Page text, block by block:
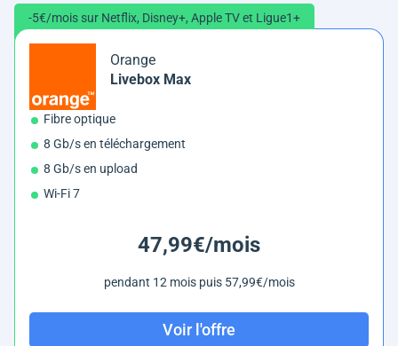
-5€/mois sur Netflix, Disney+, Apple TV et Ligue1+
Orange
Livebox Max
Fibre optique
8 Gb/s en téléchargement
8 Gb/s en upload
Wi-Fi 7
47,99€/mois
pendant 12 mois puis 57,99€/mois
Voir l'offre